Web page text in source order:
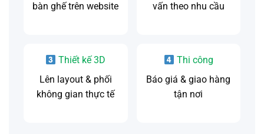
bàn ghế trên website
vấn theo nhu cầu
Thiết kế 3D
Lên layout & phối
không gian thực tế
Thi công
Báo giá & giao hàng
tận nơi